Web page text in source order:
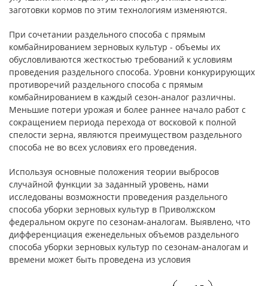
заготовки кормов по этим технологиям изменяются.
При сочетании раздельного способа с прямым
комбайнированием зерновых культур - объемы их
обусловливаются жесткостью требований к условиям
проведения раздельного способа. Уровни конкурирующих
противоречий раздельного способа с прямым
комбайнированием в каждый сезон-аналог различны.
Меньшие потери урожая и более раннее начало работ с
сокращением периода перехода от восковой к полной
спелости зерна, являются преимуществом раздельного
способа не во всех условиях его проведения.
Используя основные положения теории выбросов
случайной функции за заданный уровень, нами
исследованы возможности проведения раздельного
способа уборки зерновых культур в Приволжском
федеральном округе по сезонам-аналогам. Выявлено, что
дифференциация еженедельных объемов раздельного
способа уборки зерновых культур по сезонам-аналогам и
времени может быть проведена из условия